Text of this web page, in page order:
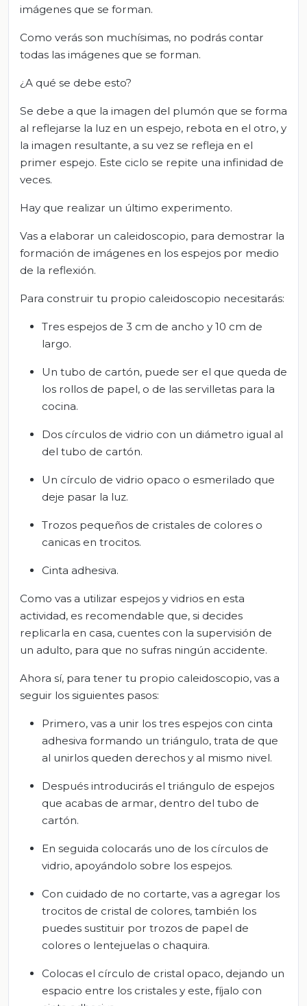
imágenes que se forman.
Como verás son muchísimas, no podrás contar
todas las imágenes que se forman.
¿A qué se debe esto?
Se debe a que la imagen del plumón que se forma
al reflejarse la luz en un espejo, rebota en el otro, y
la imagen resultante, a su vez se refleja en el
primer espejo. Este ciclo se repite una infinidad de
veces.
Hay que realizar un último experimento.
Vas a elaborar un caleidoscopio, para demostrar la
formación de imágenes en los espejos por medio
de la reflexión.
Para construir tu propio caleidoscopio necesitarás:
Tres espejos de 3 cm de ancho y 10 cm de
largo.
Un tubo de cartón, puede ser el que queda de
los rollos de papel, o de las servilletas para la
cocina.
Dos círculos de vidrio con un diámetro igual al
del tubo de cartón.
Un círculo de vidrio opaco o esmerilado que
deje pasar la luz.
Trozos pequeños de cristales de colores o
canicas en trocitos.
Cinta adhesiva.
Como vas a utilizar espejos y vidrios en esta
actividad, es recomendable que, si decides
replicarla en casa, cuentes con la supervisión de
un adulto, para que no sufras ningún accidente.
Ahora sí, para tener tu propio caleidoscopio, vas a
seguir los siguientes pasos:
Primero, vas a unir los tres espejos con cinta
adhesiva formando un triángulo, trata de que
al unirlos queden derechos y al mismo nivel.
Después introducirás el triángulo de espejos
que acabas de armar, dentro del tubo de
cartón.
En seguida colocarás uno de los círculos de
vidrio, apoyándolo sobre los espejos.
Con cuidado de no cortarte, vas a agregar los
trocitos de cristal de colores, también los
puedes sustituir por trozos de papel de
colores o lentejuelas o chaquira.
Colocas el círculo de cristal opaco, dejando un
espacio entre los cristales y este, fíjalo con